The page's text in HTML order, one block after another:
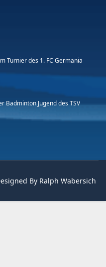
Turnier des 1. FC Germania
Badminton Jugend des TSV
By Ralph Wabersich